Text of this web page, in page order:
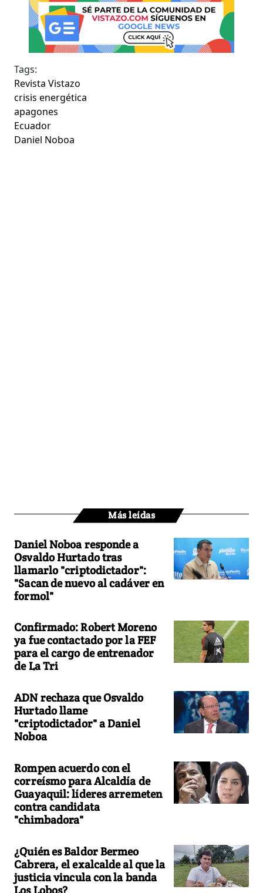
Tags:
Revista Vistazo
crisis energética
apagones
Ecuador
Daniel Noboa
Más leídas
Daniel Noboa responde a
Osvaldo Hurtado tras
llamarlo "criptodictador":
"Sacan de nuevo al cadáver en
formol"
Confirmado: Robert Moreno
ya fue contactado por la FEF
para el cargo de entrenador
de La Tri
ADN rechaza que Osvaldo
Hurtado llame
"criptodictador" a Daniel
Noboa
Rompen acuerdo con el
correísmo para Alcaldía de
Guayaquil: líderes arremeten
contra candidata
"chimbadora"
¿Quién es Baldor Bermeo
Cabrera, el exalcalde al que la
justicia vincula con la banda